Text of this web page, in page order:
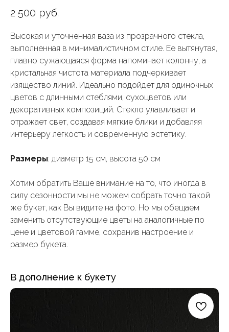
2 500 руб.
Высокая и уточненная ваза из прозрачного стекла,
выполненная в минималистичном стиле. Ее вытянутая,
плавно сужающаяся форма напоминает колонну, а
кристальная чистота материала подчеркивает
изящество линий. Идеально подойдет для одиночных
цветов с длинными стеблями, сухоцветов или
декоративных композиций. Стекло улавливает и
отражает свет, создавая мягкие блики и добавляя
интерьеру легкость и современную эстетику.
Размеры: диаметр 15 см, высота 50 см
Хотим обратить Ваше внимание на то, что иногда в
силу сезонности мы не можем собрать точно такой
же букет, как Вы видите на фото. Но мы обещаем
заменить отсутствующие цветы на аналогичные по
цене и цветовой гамме, сохранив настроение и
размер букета.
В дополнение к букету